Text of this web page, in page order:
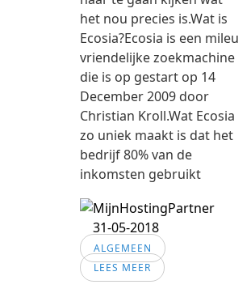
het nou precies is.Wat is
Ecosia?Ecosia is een mileu
vriendelijke zoekmachine
die is op gestart op 14
December 2009 door
Christian Kroll.Wat Ecosia
zo uniek maakt is dat het
bedrijf 80% van de
inkomsten gebruikt
31-05-2018
ALGEMEEN
LEES MEER